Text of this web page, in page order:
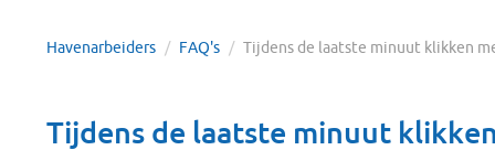
Havenarbeiders / FAQ's / Tijdens de laatste minuut klikken
Tijdens de laatste minuut